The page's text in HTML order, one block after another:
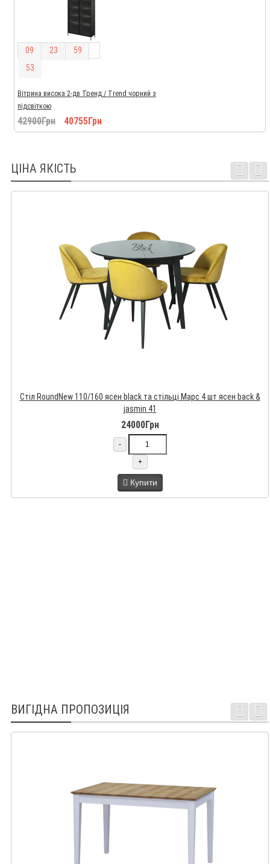
09 23 59
51
Вітрина висока 2-дв Тренд / Trend чорний з
підсвіткою
42900Грн 40755Грн
ЦІНА ЯКІСТЬ
Стіл RoundNew 110/160 ясен black та стільці Марс 4 шт ясен back &
jasmin 41
24000Грн
-
+
Купити
ВИГІДНА ПРОПОЗИЦІЯ